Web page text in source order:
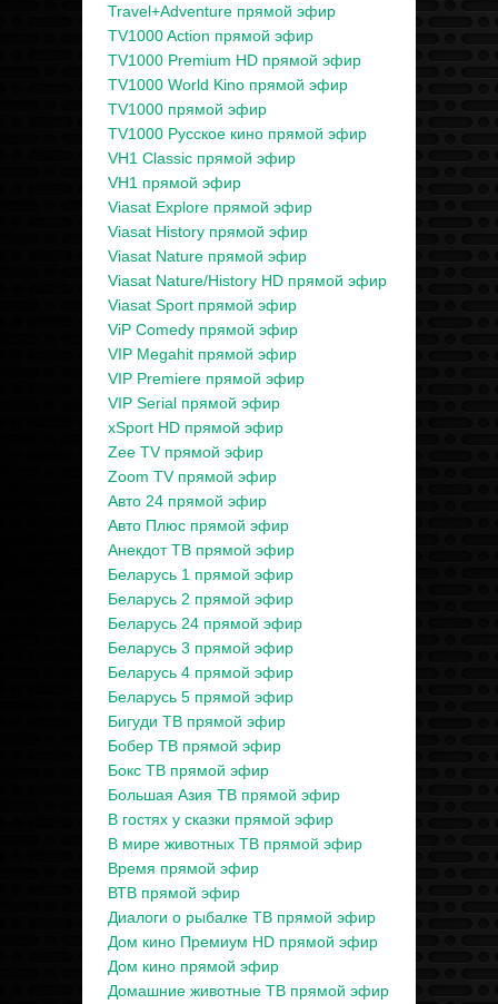
Travel+Adventure прямой эфир
TV1000 Action прямой эфир
TV1000 Premium HD прямой эфир
TV1000 World Kino прямой эфир
TV1000 прямой эфир
TV1000 Русское кино прямой эфир
VH1 Classic прямой эфир
VH1 прямой эфир
Viasat Explore прямой эфир
Viasat History прямой эфир
Viasat Nature прямой эфир
Viasat Nature/History HD прямой эфир
Viasat Sport прямой эфир
ViP Comedy прямой эфир
VIP Megahit прямой эфир
VIP Premiere прямой эфир
VIP Serial прямой эфир
xSport HD прямой эфир
Zee TV прямой эфир
Zoom TV прямой эфир
Авто 24 прямой эфир
Авто Плюс прямой эфир
Анекдот ТВ прямой эфир
Беларусь 1 прямой эфир
Беларусь 2 прямой эфир
Беларусь 24 прямой эфир
Беларусь 3 прямой эфир
Беларусь 4 прямой эфир
Беларусь 5 прямой эфир
Бигуди ТВ прямой эфир
Бобер ТВ прямой эфир
Бокс ТВ прямой эфир
Большая Азия ТВ прямой эфир
В гостях у сказки прямой эфир
В мире животных ТВ прямой эфир
Время прямой эфир
ВТВ прямой эфир
Диалоги о рыбалке ТВ прямой эфир
Дом кино Премиум HD прямой эфир
Дом кино прямой эфир
Домашние животные ТВ прямой эфир